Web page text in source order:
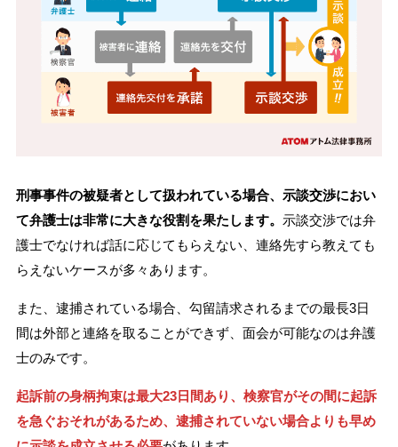
刑事事件の被疑者として扱われている場合、示談交渉におい
て弁護士は非常に大きな役割を果たします。 示談交渉では弁
護士でなければ話に応じてもらえない、連絡先すら教えても
らえないケースが多々あります。
また、逮捕されている場合、勾留請求されるまでの最長3日
間は外部と連絡を取ることができず、面会が可能なのは弁護
士のみです。
起訴前の身柄拘束は最大23日間あり、検察官がその間に起訴
を急ぐおそれがあるため、逮捕されていない場合よりも早め